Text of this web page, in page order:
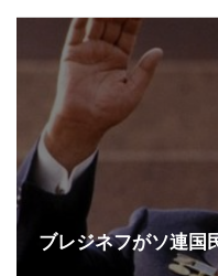
ブレジネフがソ連国